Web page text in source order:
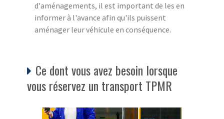
d'aménagements, il est important de les en
informer à l'avance afin qu'ils puissent
aménager leur véhicule en conséquence.
Ce dont vous avez besoin lorsque
vous réservez un transport TPMR